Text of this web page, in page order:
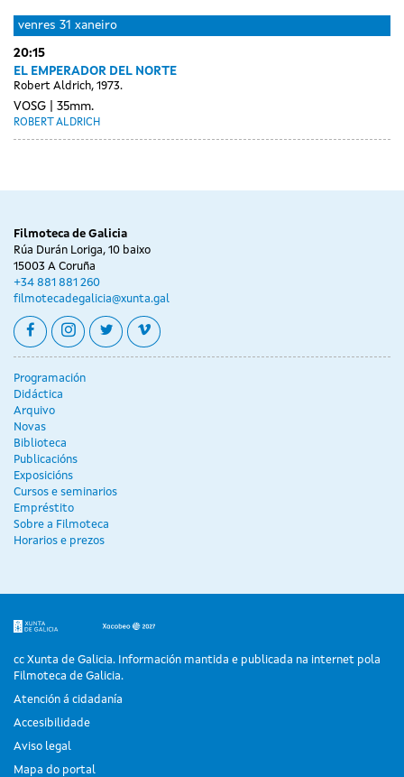
venres 31 xaneiro
20:15
EL EMPERADOR DEL NORTE
Robert Aldrich, 1973.
VOSG 35mm.
ROBERT ALDRICH
Filmoteca de Galicia
Rúa Durán Loriga, 10 baixo
15003 A Coruña
+34 881 881 260
filmotecadegalicia@xunta.gal
facebookinstagram
twittervimeo
Programación
Didáctica
Arquivo
Novas
Biblioteca
Publicacións
Exposicións
Cursos e seminarios
Empréstito
Sobre a Filmoteca
Horarios e prezos
cc Xunta de Galicia. Información mantida e publicada na internet pola
Filmoteca de Galicia.
Atención á cidadanía
Accesibilidade
Aviso legal
Mapa do portal